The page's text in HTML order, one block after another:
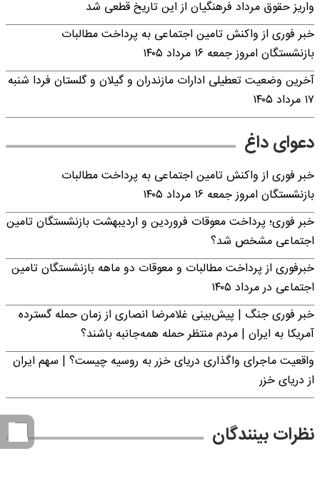
واریز حقوق مرداد فرهنگیان از این تاریخ قطعی شد
خبر فوری از واکنش تامین اجتماعی به پرداخت مطالبات
بازنشستگان امروز جمعه ۱۶ مرداد ۱۴۰۵
آخرین وضعیت تعطیلی ادارات مازندران و گیلان و گلستان فردا شنبه
۱۷ مرداد ۱۴۰۵
دعوای داغ
خبر فوری از واکنش تامین اجتماعی به پرداخت مطالبات
بازنشستگان امروز جمعه ۱۶ مرداد ۱۴۰۵
خبر فوری؛ پرداخت معوقات فروردین و اردیبهشت بازنشستگان تامین
اجتماعی مشخص شد؟
خبرفوری از پرداخت مطالبات و معوقات دو ماهه بازنشستگان تامین
اجتماعی در مرداد ۱۴۰۵
خبر فوری جنگ | پیش‌بینی غلامرضا انصاری از زمان حمله گسترده
آمریکا به ایران | مردم منتظر حمله همه‌جانبه باشند؟
واقعیت ماجرای واگذاری دریای خزر به روسیه چیست؟ | سهم ایران
از دریای خزر
نظرات بینندگان